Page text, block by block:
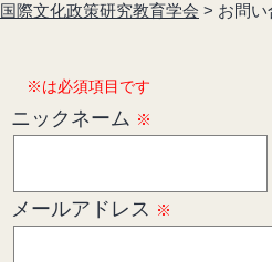
国際文化政策研究教育学会 > お問い
※は必須項目です
ニックネーム ※
メールアドレス ※